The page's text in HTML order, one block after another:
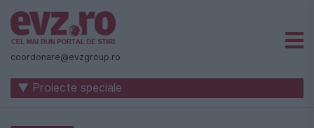
Știri
naționale
internaționale
coordonare@evzgroup.ro
▼ Proiecte speciale